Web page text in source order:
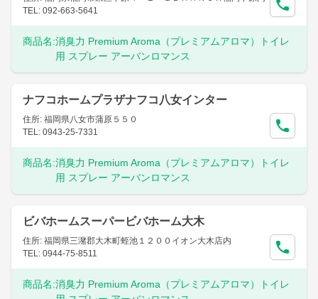
TEL: 092-663-5641
商品名:消臭力 Premium Aroma（プレミアムアロマ）トイレ
用 スプレー アーバンロマンス
ナフコホームプラザナフコ八女インター
住所: 福岡県八女市蒲原５５０
TEL: 0943-25-7331
商品名:消臭力 Premium Aroma（プレミアムアロマ）トイレ
用 スプレー アーバンロマンス
ビバホームスーパービバホーム大木
住所: 福岡県三潴郡大木町蛭池１２００イオン大木店内
TEL: 0944-75-8511
商品名:消臭力 Premium Aroma（プレミアムアロマ）トイレ